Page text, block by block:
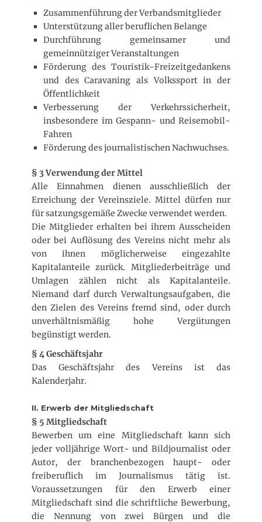
Zusammenführung der Verbandsmitglieder
Unterstützung aller beruflichen Belange
Durchführung gemeinsamer und
gemeinnütziger Veranstaltungen
Förderung des Touristik-Freizeitgedankens
und des Caravaning als Volkssport in der
Öffentlichkeit
Verbesserung der Verkehrssicherheit,
insbesondere im Gespann- und Reisemobil-
Fahren
Förderung des journalistischen Nachwuchses.
§ 3 Verwendung der Mittel
Alle Einnahmen dienen ausschließlich der
Erreichung der Vereinsziele. Mittel dürfen nur
für satzungsgemäße Zwecke verwendet werden.
Die Mitglieder erhalten bei ihrem Ausscheiden
oder bei Auflösung des Vereins nicht mehr als
von ihnen möglicherweise eingezahlte
Kapitalanteile zurück. Mitgliederbeiträge und
Umlagen zählen nicht als Kapitalanteile.
Niemand darf durch Verwaltungsaufgaben, die
den Zielen des Vereins fremd sind, oder durch
unverhältnismäßig hohe Vergütungen
begünstigt werden.
§ 4 Geschäftsjahr
Das Geschäftsjahr des Vereins ist das
Kalenderjahr.
II. Erwerb der Mitgliedschaft
§ 5 Mitgliedschaft
Bewerben um eine Mitgliedschaft kann sich
jeder volljährige Wort- und Bildjournalist oder
Autor, der branchenbezogen haupt- oder
freiberuflich im Journalismus tätig ist.
Voraussetzungen für den Erwerb einer
Mitgliedschaft sind die schriftliche Bewerbung,
die Nennung von zwei Bürgen und die